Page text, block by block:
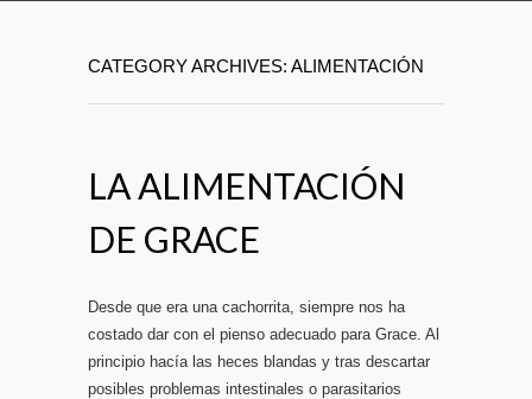
CATEGORY ARCHIVES: ALIMENTACIÓN
LA ALIMENTACIÓN
DE GRACE
Desde que era una cachorrita, siempre nos ha
costado dar con el pienso adecuado para Grace. Al
principio hacía las heces blandas y tras descartar
posibles problemas intestinales o parasitarios